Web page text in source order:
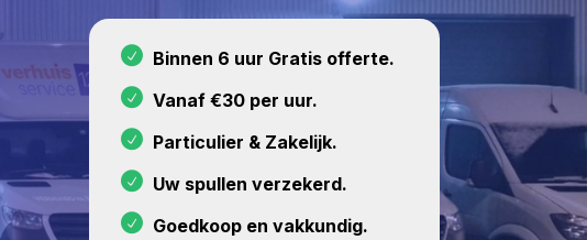
Binnen 6 uur Gratis offerte.
Vanaf €30 per uur.
Particulier & Zakelijk.
Uw spullen verzekerd.
Goedkoop en vakkundig.